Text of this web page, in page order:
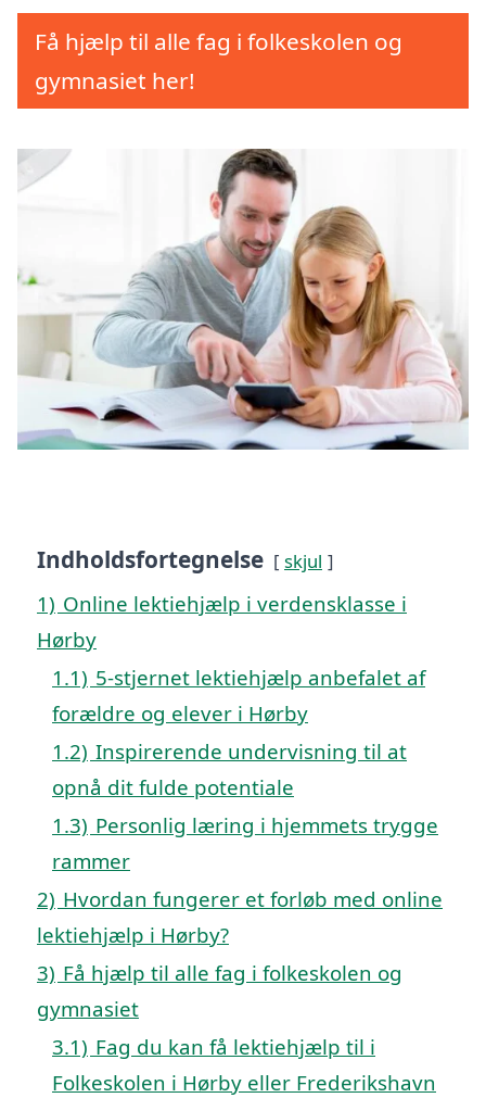
Få hjælp til alle fag i folkeskolen og
gymnasiet her!
Indholdsfortegnelse skjul
1) Online lektiehjælp i verdensklasse i
Hørby
1.1) 5-stjernet lektiehjælp anbefalet af
forældre og elever i Hørby
1.2) Inspirerende undervisning til at
opnå dit fulde potentiale
1.3) Personlig læring i hjemmets trygge
rammer
2) Hvordan fungerer et forløb med online
lektiehjælp i Hørby?
3) Få hjælp til alle fag i folkeskolen og
gymnasiet
3.1) Fag du kan få lektiehjælp til i
Folkeskolen i Hørby eller Frederikshavn